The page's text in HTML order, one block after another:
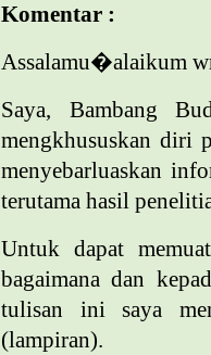
Komentar :
Assalamu�alaikum
Saya, Bambang
mengkhususkan diri
menyebarluaskan
terutama hasil
Untuk dapat
bagaimana dan
tulisan ini saya
(lampiran).